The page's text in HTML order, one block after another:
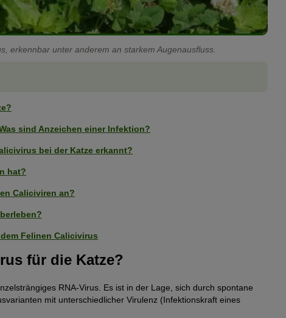
erkennbar unter anderem an starkem Augenausfluss.
sind Anzeichen einer Infektion?
bei der Katze erkannt?
hat?
Caliciviren an?
Felinen Calicivirus
für die Katze?
RNA-Virus. Es ist in der Lage, sich durch spontane
mit unterschiedlicher Virulenz (Infektionskraft eines